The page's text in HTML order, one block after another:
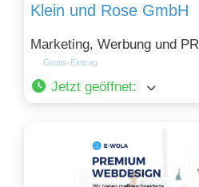
Klein und Rose GmbH
Marketing, Werbung und PR
Gratis-Eintrag
Jetzt geöffnet: